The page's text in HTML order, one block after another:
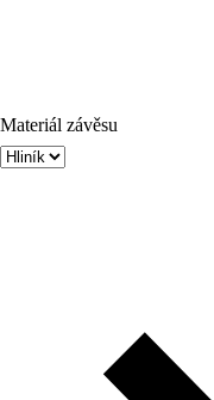
Materiál závěsu